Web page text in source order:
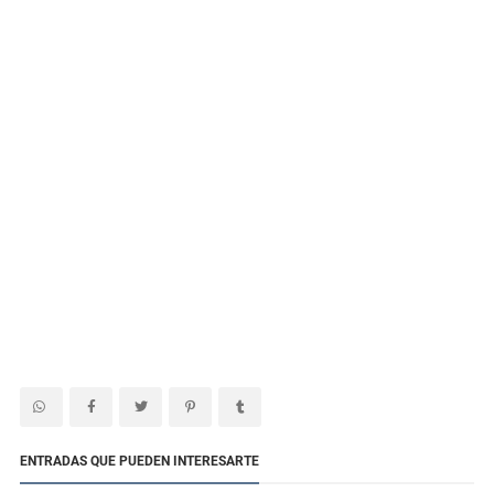
ENTRADAS QUE PUEDEN INTERESARTE